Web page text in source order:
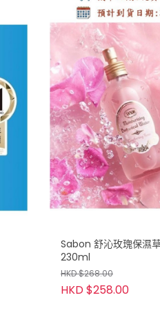
Sabon 舒沁玫瑰保濕
230ml
HKD $268.00
HKD $258.00